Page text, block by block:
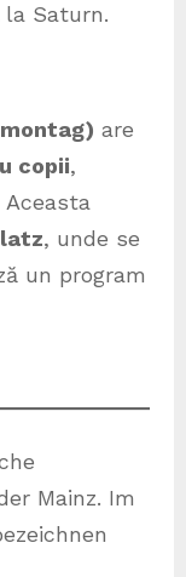
la Saturn.
are
copii,
, unde se
un program
Mainz. Im